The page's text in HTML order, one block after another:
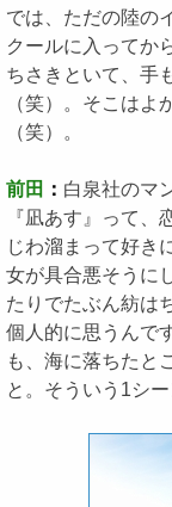
では、ただの陸の
クールに入ってか
ちさきといて、手
（笑）。そこはよ
（笑）。
前田 ： 白泉社のマ
『凪あす』って
じわ溜まって好き
女が具合悪そうに
たりでたぶん紡は
個人的に思うんで
も、海に落ちたと
と。そういう1シ